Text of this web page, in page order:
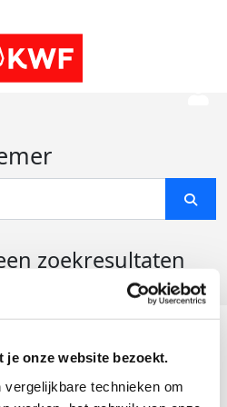
je onze website bezoekt.
technieken om
zoekresultaten